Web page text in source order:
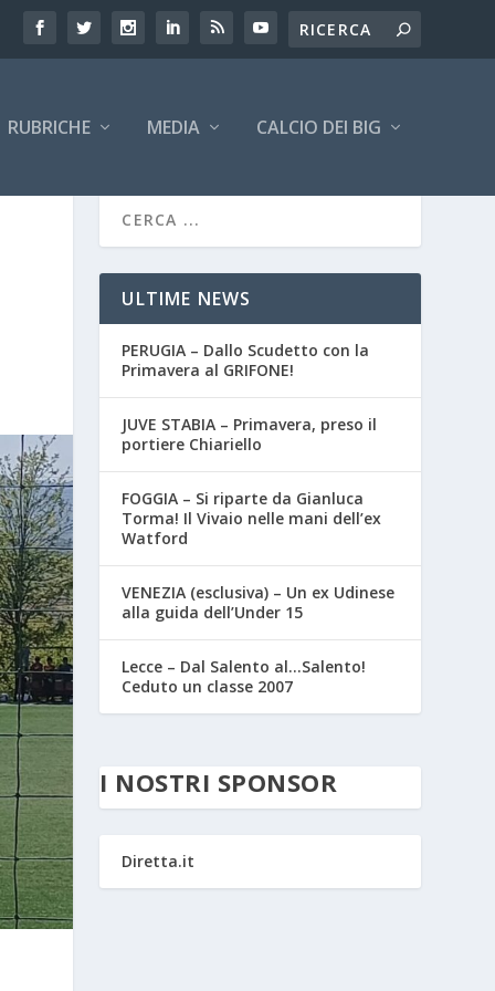
RUBRICHE MEDIA CALCIO DEI BIG
ULTIME NEWS
PERUGIA – Dallo Scudetto con la
Primavera al GRIFONE!
JUVE STABIA – Primavera, preso il
portiere Chiariello
FOGGIA – Si riparte da Gianluca
Torma! Il Vivaio nelle mani dell’ex
Watford
VENEZIA (esclusiva) – Un ex Udinese
alla guida dell’Under 15
Lecce – Dal Salento al…Salento!
Ceduto un classe 2007
I NOSTRI SPONSOR
Diretta.it